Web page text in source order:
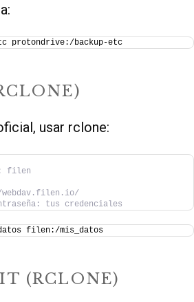
protondrive:/backup-etc
usar rclone:
filen
tus credenciales
filen:/mis_datos
(RCLONE)